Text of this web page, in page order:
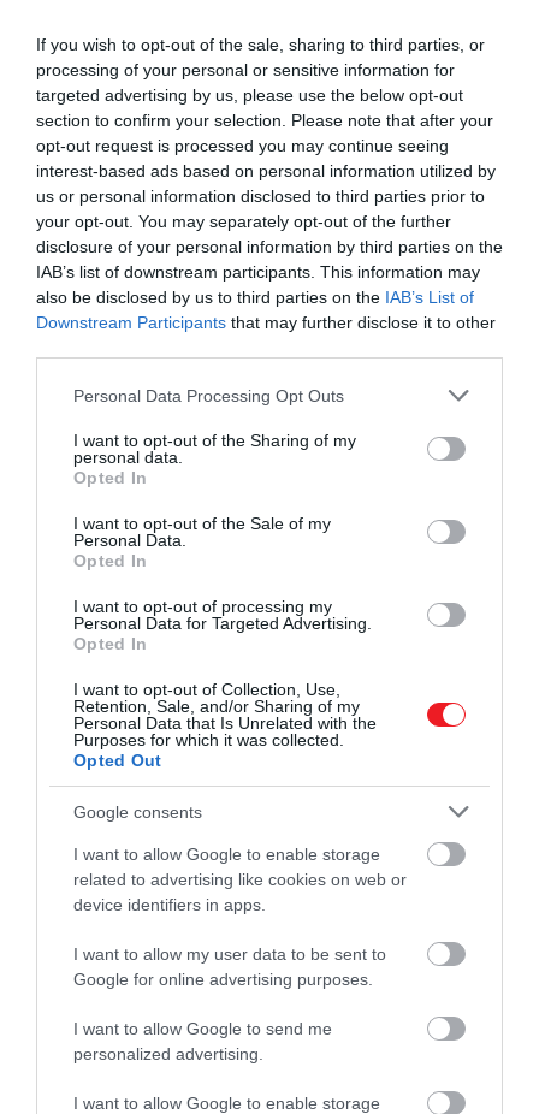
If you wish to opt-out of the sale, sharing to third parties, or
processing of your personal or sensitive information for
targeted advertising by us, please use the below opt-out
section to confirm your selection. Please note that after your
opt-out request is processed you may continue seeing
interest-based ads based on personal information utilized by
us or personal information disclosed to third parties prior to
your opt-out. You may separately opt-out of the further
disclosure of your personal information by third parties on the
IAB’s list of downstream participants. This information may
also be disclosed by us to third parties on the IAB’s List of
Downstream Participants that may further disclose it to other
Please note that this website/app uses one or more Google
not limited to your visit or usage behaviour. You may click to
grant or deny consent to Google and its third-party tags to
use your data for below specified purposes in below Google
consent section.
Personal Data Processing Opt Outs
I want to opt-out of the Sharing of my
personal data.
Opted In
I want to opt-out of the Sale of my
Personal Data.
Opted In
I want to opt-out of processing my
Personal Data for Targeted Advertising.
Opted In
I want to opt-out of Collection, Use,
Retention, Sale, and/or Sharing of my
Personal Data that Is Unrelated with the
Purposes for which it was collected.
Opted Out
Google consents
I want to allow Google to enable storage
related to advertising like cookies on web or
device identifiers in apps.
I want to allow my user data to be sent to
Google for online advertising purposes.
I want to allow Google to send me
personalized advertising.
I want to allow Google to enable storage
Az Avatar 2009-es megjelenésével
teljesen új dimenziót nyitott a
mozgóképek világában. James Cameron
azóta elkészítette a film folytatását, 2024
decemberében pedig érkezik majd a
na'vik univerzumának harmadik része is. A
direktor ezt követően sem állna meg,
feltételei azonban vannak.
2024. FEBRUÁR 17. ● HAMU ÉS GYÉMÁNT
Akár 5 Avatar-film is jöhet
még, James Cameronnak
azonban…
HAMU ÉS GYÉMÁNT